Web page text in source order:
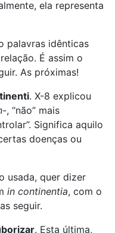
ela representa
palavras idênticas
É assim o
As próximas!
. X-8 explicou
-, “não” mais
Significa aquilo
doenças ou
usada, quer dizer
in continentia, com o
seguir.
. Esta última,